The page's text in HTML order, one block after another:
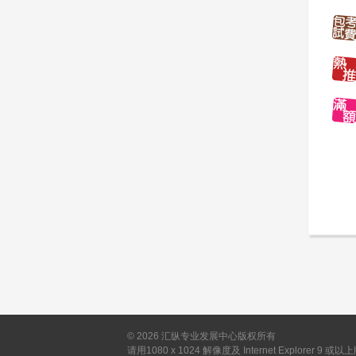
© 2026 汇纵专业发展中心版权所有
请用1080 x 1024 解像度及 Internet Explorer 9 或以上